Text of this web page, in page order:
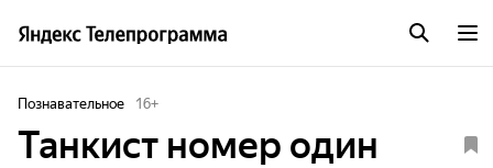
Познавательное 16+
Танкист номер один